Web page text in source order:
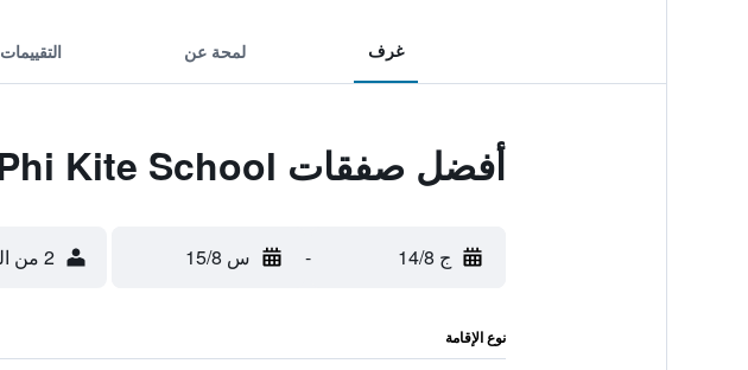
غرف لمحة عن التقييمات
أفضل صفقات Phi Kite School
ج 14/8 - س 15/8 2 من الضيوف، غرفة واحدة
نوع الإقامة